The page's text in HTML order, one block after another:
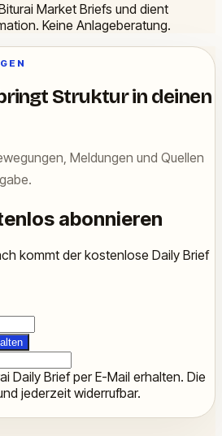
Market Briefs und dient
Keine Anlageberatung.
Struktur in deinen
Meldungen und Quellen
abonnieren
kommt der kostenlose Daily Brief
Daily Brief per E-Mail erhalten. Die
jederzeit widerrufbar.